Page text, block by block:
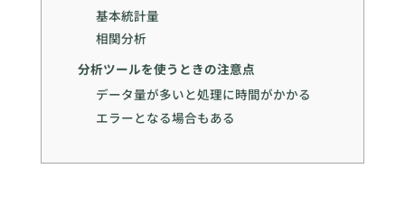
基本統計量
相関分析
分析ツールを使うときの注意点
データ量が多いと処理に時間がかかる
エラーとなる場合もある